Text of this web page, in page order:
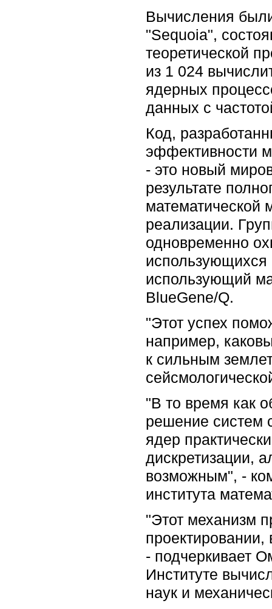
Вычисления
"Sequoia",
теоретической
из 1 024
ядерных
данных с
Код,
эффективности
- это новый
результате
математической
реализации.
одновременно
использующий
BlueGene/Q.
"Этот успех
например,
к сильным
"В то время как
решение систем
ядер
дискретизации,
возможным", -
института
"Этот механизм
- подчеркивает
Институте
наук и